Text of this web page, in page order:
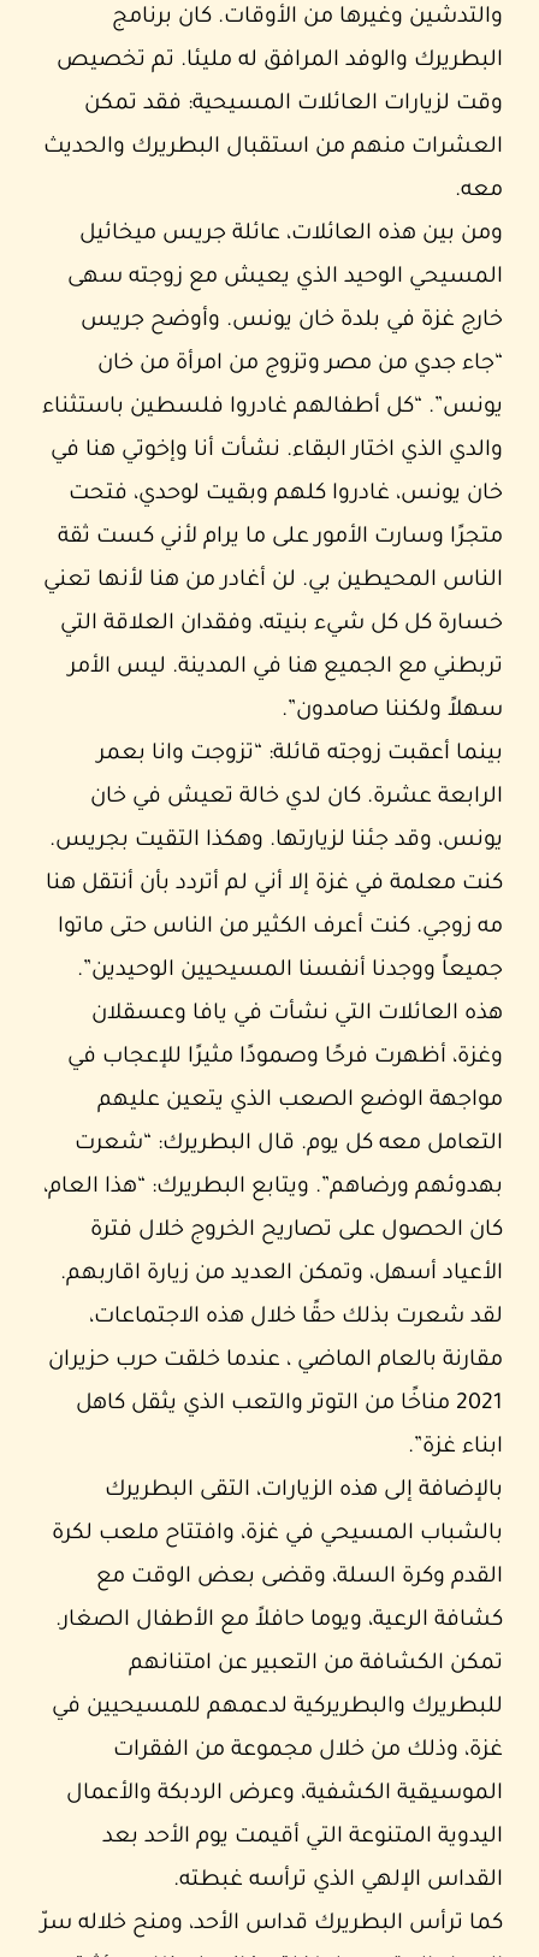
والتدشين وغيرها من الأوقات. كان برنامج
البطريرك والوفد المرافق له مليئا. تم تخصيص
وقت لزيارات العائلات المسيحية: فقد تمكن
العشرات منهم من استقبال البطريرك والحديث
معه.
ومن بين هذه العائلات، عائلة جريس ميخائيل
المسيحي الوحيد الذي يعيش مع زوجته سهى
خارج غزة في بلدة خان يونس. وأوضح جريس
“جاء جدي من مصر وتزوج من امرأة من خان
يونس”. “كل أطفالهم غادروا فلسطين باستثناء
والدي الذي اختار البقاء. نشأت أنا وإخوتي هنا في
خان يونس، غادروا كلهم وبقيت لوحدي، فتحت
متجرًا وسارت الأمور على ما يرام لأني كست ثقة
الناس المحيطين بي. لن أغادر من هنا لأنها تعني
خسارة كل كل شيء بنيته، وفقدان العلاقة التي
تربطني مع الجميع هنا في المدينة. ليس الأمر
سهلاً ولكننا صامدون”.
بينما أعقبت زوجته قائلة: “تزوجت وانا بعمر
الرابعة عشرة. كان لدي خالة تعيش في خان
يونس، وقد جئنا لزيارتها. وهكذا التقيت بجريس.
كنت معلمة في غزة إلا أني لم أتردد بأن أنتقل هنا
مه زوجي. كنت أعرف الكثير من الناس حتى ماتوا
جميعاً ووجدنا أنفسنا المسيحيين الوحيدين”.
هذه العائلات التي نشأت في يافا وعسقلان
وغزة، أظهرت فرحًا وصمودًا مثيرًا للإعجاب في
مواجهة الوضع الصعب الذي يتعين عليهم
التعامل معه كل يوم. قال البطريرك: “شعرت
بهدوئهم ورضاهم”. ويتابع البطريرك: “هذا العام،
كان الحصول على تصاريح الخروج خلال فترة
الأعياد أسهل، وتمكن العديد من زيارة اقاربهم.
لقد شعرت بذلك حقًا خلال هذه الاجتماعات،
مقارنة بالعام الماضي ، عندما خلقت حرب حزيران
2021 مناخًا من التوتر والتعب الذي يثقل كاهل
ابناء غزة”.
بالإضافة إلى هذه الزيارات، التقى البطريرك
بالشباب المسيحي في غزة، وافتتاح ملعب لكرة
القدم وكرة السلة، وقضى بعض الوقت مع
كشافة الرعية، ويوما حافلاً مع الأطفال الصغار.
تمكن الكشافة من التعبير عن امتنانهم
للبطريرك والبطريركية لدعمهم للمسيحيين في
غزة، وذلك من خلال مجموعة من الفقرات
الموسيقية الكشفية، وعرض الردبكة والأعمال
اليدوية المتنوعة التي أقيمت يوم الأحد بعد
القداس الإلهي الذي ترأسه غبطته.
كما ترأس البطريرك قداس الأحد، ومنح خلاله سرّ